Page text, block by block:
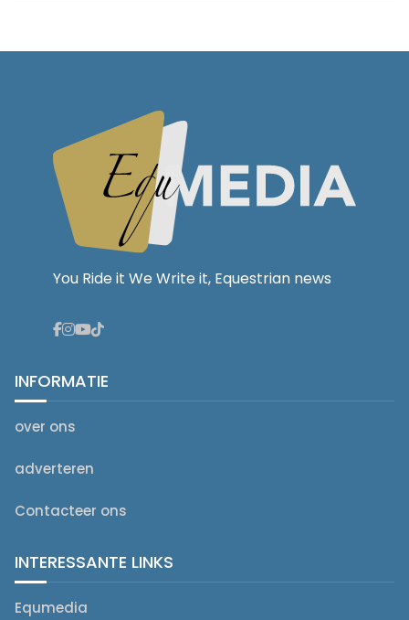
You Ride it We Write it, Equestrian news
INFORMATIE
over ons
adverteren
Contacteer ons
INTERESSANTE LINKS
Equmedia